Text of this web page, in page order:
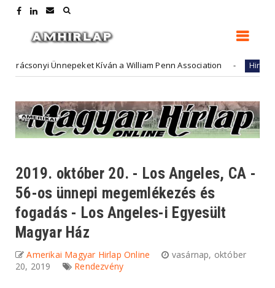
Ünnepeket Kíván a William Penn Association Hirdető
2019. október 20. - Los Angeles, CA -
56-os ünnepi megemlékezés és
fogadás - Los Angeles-i Egyesült
Magyar Ház
Amerikai Magyar Hirlap Online
vasárnap, október
20, 2019
Rendezvény